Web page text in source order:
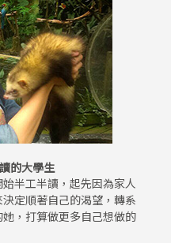
的大學生
半工半讀，起先因為家人
定順著自己的渴望，轉系
，打算做更多自己想做的